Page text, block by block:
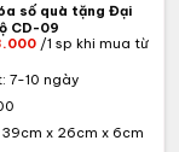
số quà tặng Đại
CD-09
/1 sp khi mua từ
7-10 ngày
39cm x 26cm x 6cm